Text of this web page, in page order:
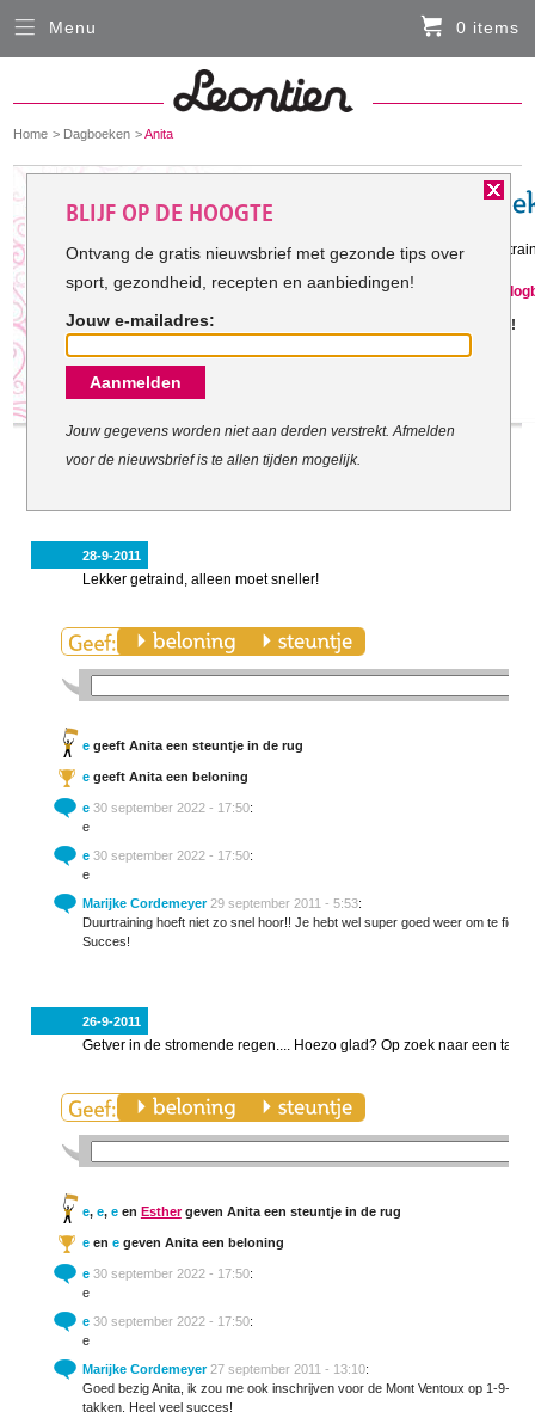
You
here:
Home Dagboeken Anita
Ik wil volgend jaar slank en goed
Anita is gestopt met haar
Jammer, maar geef het niet op!
28-9-2011
Lekker getraind, alleen moet sneller!
egeeft Anita een steuntje in de rug
egeeft Anita een beloning
e 30 september 2022 - 17:50:
e
e 30 september 2022 - 17:50:
e
Marijke Cordemeyer 29 september 2011 - 5:53:
Duurtraining hoeft niet zo snel hoor!! Je hebt wel super goed weer om te
Succes!
26-9-2011
Getver in de stromende regen.... Hoezo glad? Op zoek naar een tacx
e, e, een Esthergeven Anita een steuntje in de rug
een egeven Anita een beloning
e 30 september 2022 - 17:50:
e
e 30 september 2022 - 17:50:
e
Marijke Cordemeyer 27 september 2011 - 13:10:
Goed bezig Anita, ik zou me ook inschrijven voor de Mont Ventoux op 1-9-
takken. Heel veel succes!
Menu 0 items
Sluiten
HARDLOOPKLEDING
FIETSKLEDING
SERVICE
Inloggen
Contact- en adresgegevens
Levertijd, retourneren, ruilen
BLIJF OP DE HOOGTE
Ontvang de gratis nieuwsbrief met gezonde tips over
sport, gezondheid, recepten en aanbiedingen!
Jouw e-mailadres:
Aanmelden
Jouw gegevens worden niet aan derden verstrekt. Afmelden
voor de nieuwsbrief is te allen tijden mogelijk.